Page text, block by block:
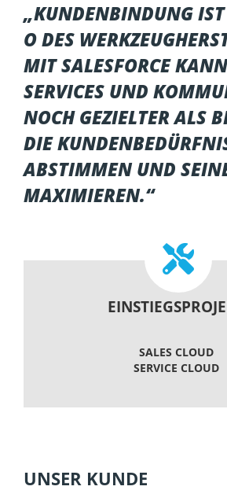
„KUNDENBINDUNG
O DES
MIT SALESFORCE
SERVICES UND
NOCH GEZIELTER ALS
DIE
ABSTIMMEN UND
MAXIMIEREN.“
SALES CLOUD
SERVICE CLOUD
UNSER KUNDE